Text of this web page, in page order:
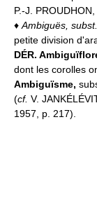
P.-J. PROUDHON,
♦Ambiguës,
petite division
DÉR.
dont les corolles
Ambiguïsme,
(cf. V.
1957, p. 217).